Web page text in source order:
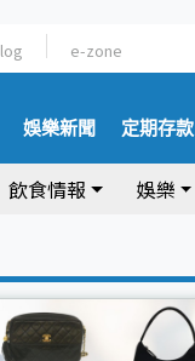
e-zone
娛樂新聞 定期存款
飲食情報 娛樂